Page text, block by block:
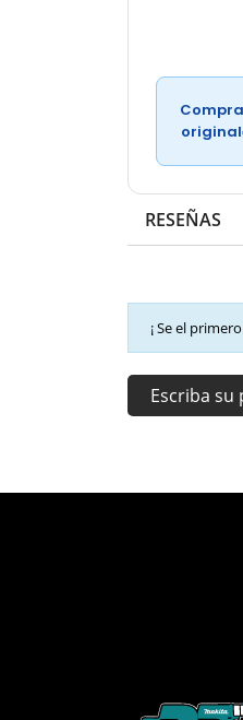
RESEÑAS
¡ Se el
Escriba su